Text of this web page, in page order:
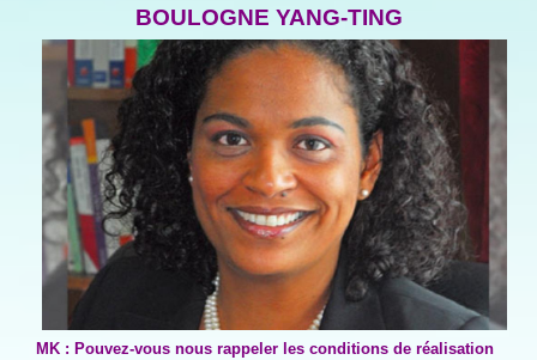
BOULOGNE YANG-TING
MK : Pouvez-vous nous rappeler les conditions de réalisation